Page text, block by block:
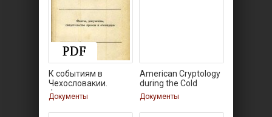
К событиям в
Чехословакии.
Факты,
Документы
American Cryptology
during the Cold
Документы